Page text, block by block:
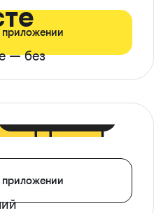
— без
приложении
приложении